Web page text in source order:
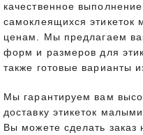
качественное
самоклеящихся
ценам. Мы предлагаем
форм и размеров для
также готовые варианты
Мы гарантируем вам
доставку этикеток
Вы можете сделать